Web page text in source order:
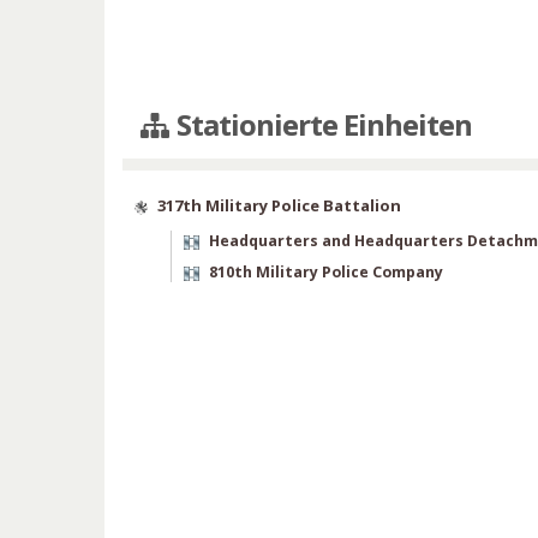
Stationierte Einheiten
317th Military Police Battalion
Headquarters and Headquarters
810th Military Police Company